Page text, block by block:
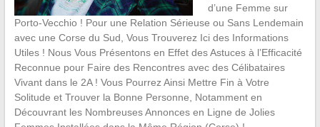
d’une Femme sur
Porto-Vecchio ! Pour une Relation Sérieuse ou Sans Lendemain
avec une Corse du Sud, Vous Trouverez Ici des Informations
Utiles ! Nous Vous Présentons en Effet des Astuces à l’Efficacité
Reconnue pour Faire des Rencontres avec des Célibataires
Vivant dans le 2A ! Vous Pourrez Ainsi Mettre Fin à Votre
Solitude et Trouver la Bonne Personne, Notamment en
Découvrant les Nombreuses Annonces en Ligne de Jolies